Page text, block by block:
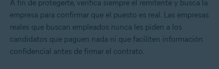
A fin de protegerte, verifica siempre el remitente y busca la
empresa para confirmar que el puesto es real. Las empresas
reales que buscan empleados nunca les piden a los
candidatos que paguen nada ni que faciliten información
confidencial antes de firmar el contrato.